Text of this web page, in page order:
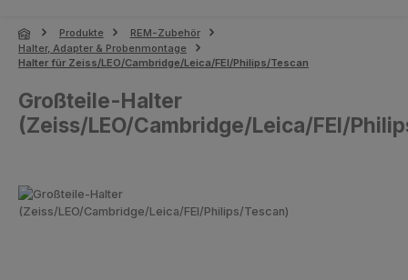
Produkte
REM-Zubehör
Halter, Adapter & Probenmontage
Halter für Zeiss/LEO/Cambridge/Leica/FEI/Philips/Tescan
Großteile-Halter
(Zeiss/LEO/Cambridge/Leica/FEI/
Bildergalerie überspringen